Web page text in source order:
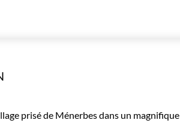
prisé de Ménerbes dans un magnifique